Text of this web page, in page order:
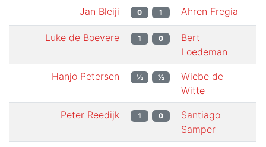
Jan Bleiji 0 1 Ahren Fregia
Luke de Boevere 1 0
Bert
Loedeman
Hanjo Petersen ½ ½
Wiebe de
Witte
Peter Reedijk 1 0
Santiago
Samper